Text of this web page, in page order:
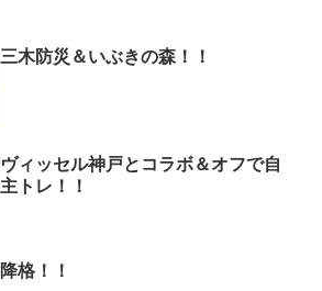
三木防災＆いぶきの森！！
ヴィッセル神戸とコラボ＆オフで自
主トレ！！
降格！！